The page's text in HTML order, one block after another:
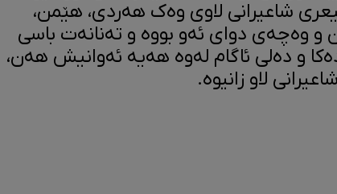
شاعیرانی لاوی وەک هەردی، هێمن،
و وەچەی دوای ئەو بووە و تەنانەت باسی
و دەلی ئاگام لەوە هەیە ئەوانیش هەن،
لاو زانیوە.